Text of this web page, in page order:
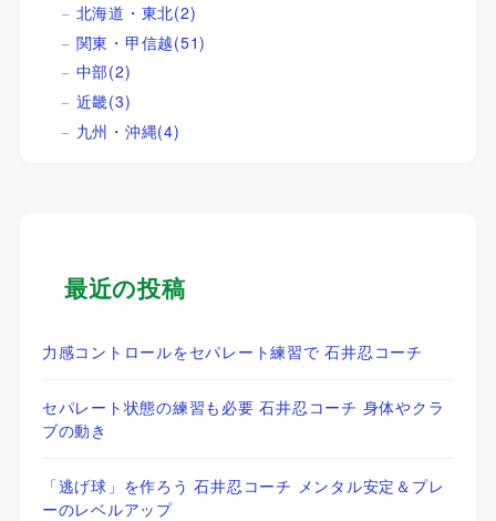
北海道・東北(2)
関東・甲信越(51)
中部(2)
近畿(3)
九州・沖縄(4)
最近の投稿
力感コントロールをセパレート練習で 石井忍コーチ
セパレート状態の練習も必要 石井忍コーチ 身体やクラ
ブの動き
「逃げ球」を作ろう 石井忍コーチ メンタル安定＆プレ
ーのレベルアップ